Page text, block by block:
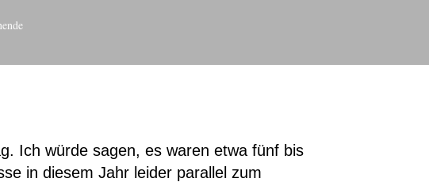
Ich würde sagen, es waren etwa fünf bis
in diesem Jahr leider parallel zum